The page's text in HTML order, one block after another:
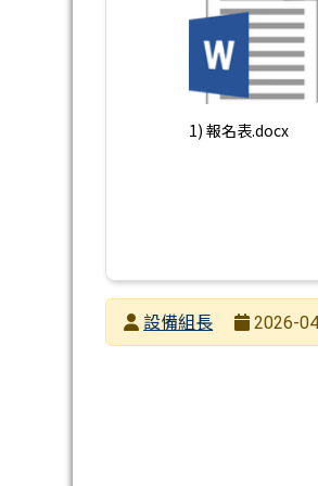
1) 報名表.docx
發布者設備組長
2026-